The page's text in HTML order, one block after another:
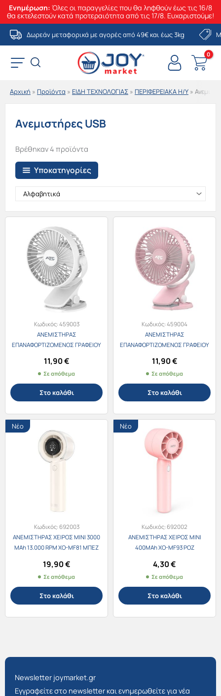
Ενημέρωση: Όλες οι παραγγελίες που θα ληφθούν έως τις 16/8
θα εκτελεστούν κατά προτεραιότητα από τις 17/8. Ευχαριστούμε!
Μετάβαση
στο
περιεχόμενο
Δωρεάν μεταφορικά με αγορές από 49€ και έως 3kg
Αρχική » Προϊόντα » ΕΙΔΗ ΤΕΧΝΟΛΟΓΙΑΣ » ΠΕΡΙΦΕΡΕΙΑΚΑ Η/Υ »
Ανεμιστήρες USB
Υποκατηγορίες
Βρέθηκαν 4 προϊόντα
Κωδικός:459003
ΑΝΕΜΙΣΤΗΡΑΣ
ΕΠΑΝΑΦΟΡΤΙΖΟΜΕΝΟΣ ΓΡΑΦΕΙΟΥ
01
11,90€
Σε απόθεμα
Στο καλάθι
Κωδικός:459004
ΑΝΕΜΙΣΤΗΡΑΣ
ΕΠΑΝΑΦΟΡΤΙΖΟΜΕΝΟΣ ΓΡΑΦΕΙΟΥ
11,90€
Σε απόθεμα
Στο καλάθι
Νέο
Κωδικός:692003
ΑΝΕΜΙΣΤΗΡΑΣ ΧΕΙΡΟΣ ΜΙΝΙ 3000
MAh 13.000 RPM XO-MF81 ΜΠΕΖ
19,90€
Σε απόθεμα
Στο καλάθι
Νέο
Κωδικός:692002
ΑΝΕΜΙΣΤΗΡΑΣ ΧΕΙΡΟΣ ΜΙΝΙ
400MAh XO-MF93 ΡΟΖ
4,30€
Σε απόθεμα
Στο καλάθι
Newsletter joymarket.gr
Εγγραφείτε στο newsletter και ενημερωθείτε για νέα